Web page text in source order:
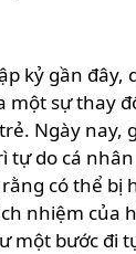
kỷ gần đây,
một sự thay
Ngày nay,
tự do cá
có thể bị
nhiệm của
một bước đi